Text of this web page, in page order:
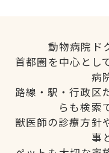
動物病院ド
首都圏を中心とし
病
路線・駅・行政区
らも検索
獣医師の診療方針
事